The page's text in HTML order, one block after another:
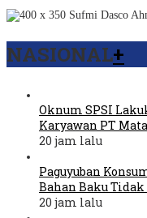
NASIONAL+
Oknum SPSI
Karyawan PT
20 jam lalu
Paguyuban
Bahan Baku
20 jam lalu